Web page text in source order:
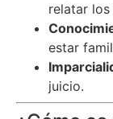
relatar los
estar
juicio.